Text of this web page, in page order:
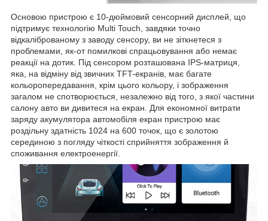
Основою пристрою є 10-дюймовий сенсорний дисплей, що
підтримує технологію Multi Touch, завдяки точно
відкаліброваному з заводу сенсору, ви не зіткнетеся з
проблемами, як-от помилкові спрацьовування або немає
реакції на дотик. Під сенсором розташована IPS-матриця,
яка, на відміну від звичних TFT-екранів, має багате
кольоропередавання, крім цього кольору, і зображення
загалом не спотворюється, незалежно від того, з якої частини
салону авто ви дивитеся на екран. Для економної витрати
заряду акумулятора автомобіля екран пристрою має
роздільну здатність 1024 на 600 точок, що є золотою
серединою з погляду чіткості сприйняття зображення й
споживання електроенергії.